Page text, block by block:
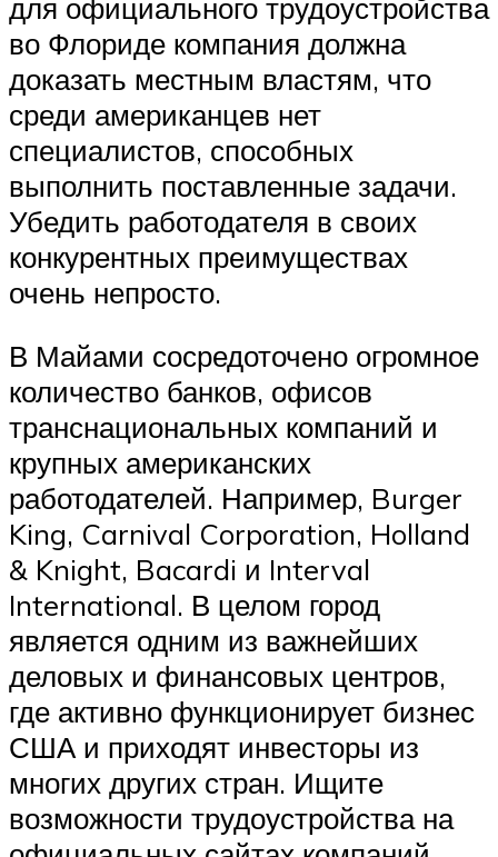
для официального трудоустройства
во Флориде компания должна
доказать местным властям, что
среди американцев нет
специалистов, способных
выполнить поставленные задачи.
Убедить работодателя в своих
конкурентных преимуществах
очень непросто.
В Майами сосредоточено огромное
количество банков, офисов
транснациональных компаний и
крупных американских
работодателей. Например, Burger
King, Carnival Corporation, Holland
& Knight, Bacardi и Interval
International. В целом город
является одним из важнейших
деловых и финансовых центров,
где активно функционирует бизнес
США и приходят инвесторы из
многих других стран. Ищите
возможности трудоустройства на